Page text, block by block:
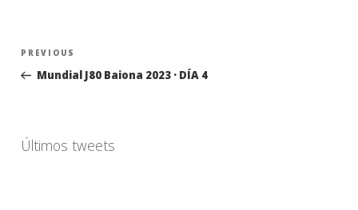
Navegación
entradas
Previous
Post
PREVIOUS
Mundial J80 Baiona 2023 · DÍA 4
Últimos tweets